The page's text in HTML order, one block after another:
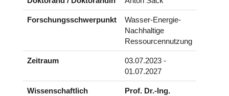
Forschungsschwerpunkt
Wasser-Energie-
Nachhaltige
Ressourcennutzung
Zeitraum
03.07.2023 -
01.07.2027
Wissenschaftlich
Prof. Dr.-Ing.